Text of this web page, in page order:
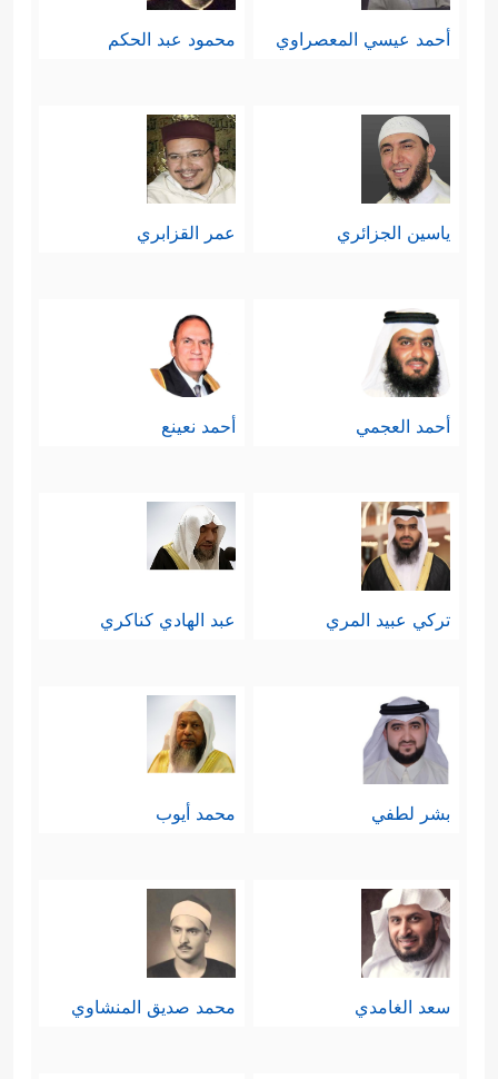
أحمد عيسي المعصراوي محمود عبد الحكم
ياسين الجزائري عمر القزابري
أحمد العجمي أحمد نعينع
تركي عبيد المري عبد الهادي كناكري
بشر لطفي محمد أيوب
سعد الغامدي محمد صديق المنشاوي